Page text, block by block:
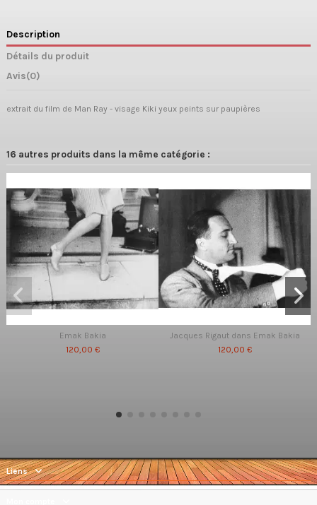
Description
Détails du produit
Avis(0)
extrait du film de Man Ray - visage Kiki yeux peints sur paupières
16 autres produits dans la même catégorie :
Emak Bakia
120,00 €
Jacques Rigaut dans Emak Bakia
120,00 €
Liens